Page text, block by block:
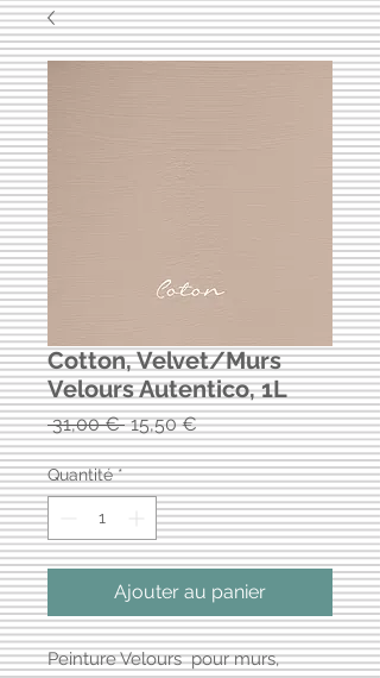
Cotton, Velvet/Murs
Velours Autentico, 1L
31,00 € Prix
original
15,50 €Prix
promotionnel
Quantité *
Ajouter au panier
Peinture Velours pour murs,